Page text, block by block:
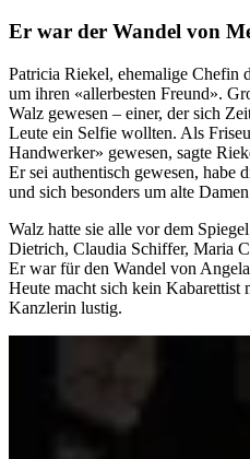
Er war der Wandel von
Patricia Riekel, ehemalige Chefin
um ihren «allerbesten Freund».
Walz gewesen – einer, der sich
Leute ein Selfie wollten. Als
Handwerker» gewesen, sagte
Er sei authentisch gewesen, habe
und sich besonders um alte
Walz hatte sie alle vor dem
Dietrich, Claudia Schiffer, Maria
Er war für den Wandel von
Heute macht sich kein Kabarettist
Kanzlerin lustig.